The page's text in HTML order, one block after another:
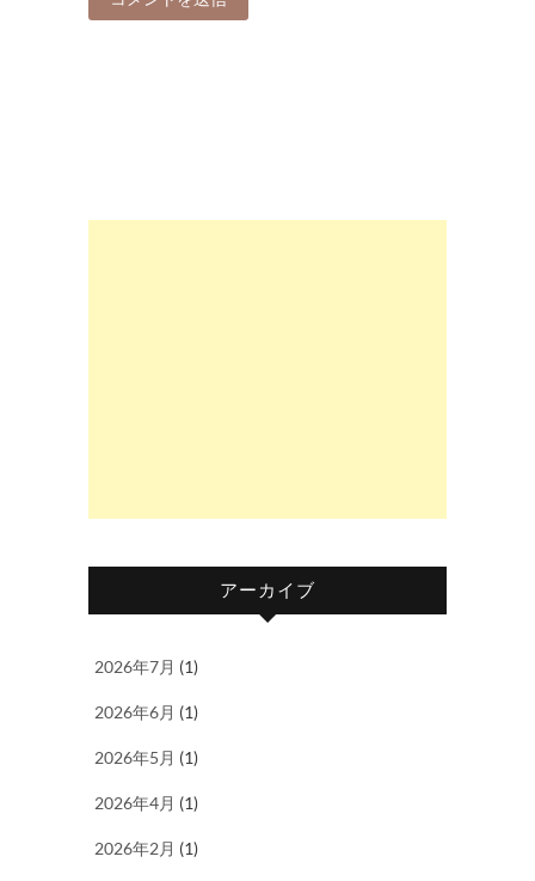
アーカイブ
2026年7月 (1)
2026年6月 (1)
2026年5月 (1)
2026年4月 (1)
2026年2月 (1)